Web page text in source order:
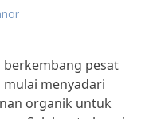
pesat
mulai menyadari
organik untuk